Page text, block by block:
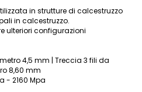
in strutture di calcestruzzo
in calcestruzzo.
ulteriori configurazioni
4,5 mm | Treccia 3 fili da
8,60 mm
- 2160 Mpa